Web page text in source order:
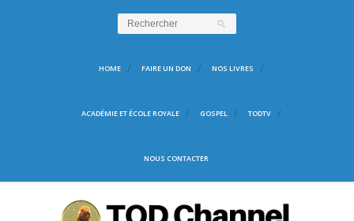
HOME FAIRE UN DON NOS LIVRES
ACADÉMIE ET ÉCOLE ROYALE GOSPEL TODTV
NOUS CONTACTER